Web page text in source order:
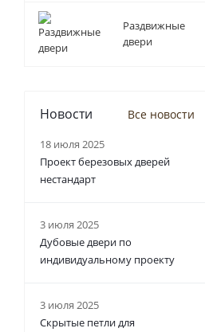
Раздвижные
двери
Новости Все новости
18 июля 2025
Проект березовых дверей
нестандарт
3 июля 2025
Дубовые двери по
индивидуальному проекту
3 июля 2025
Скрытые петли для